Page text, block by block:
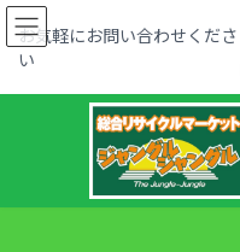
コ
ン
ッ
ナ
ビ
移
お気軽にお問い合わせくださ
い